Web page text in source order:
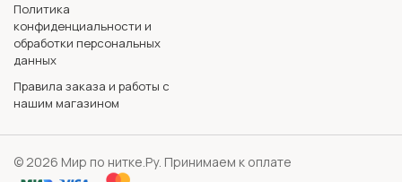
Политика
конфиденциальности и
обработки персональных
данных
Правила заказа и работы с
нашим магазином
© 2026 Мир по нитке.Ру. Принимаем к оплате